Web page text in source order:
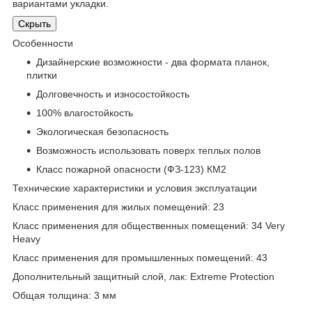
вариантами укладки.
Скрыть
Особенности
Дизайнерские возможности - два формата планок,
плитки
Долговечность и износостойкость
100% влагостойкость
Экологическая безопасность
Возможность использовать поверх теплых полов
Класс пожарной опасности (ФЗ-123) КМ2
Технические характеристики и условия эксплуатации
Класс применения для жилых помещений: 23
Класс применения для общественных помещений: 34 Very
Heavy
Класс применения для промышленных помещений: 43
Дополнительный защитный слой, лак: Extreme Protection
Общая толщина: 3 мм